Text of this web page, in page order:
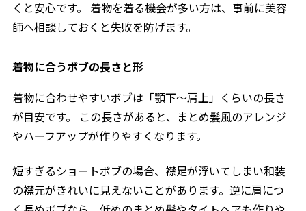
くと安心です。 着物を着る機会が多い方は、事前に美容
師へ相談しておくと失敗を防げます。
着物に合うボブの長さと形
着物に合わせやすいボブは「顎下〜肩上」くらいの長さ
が目安です。 この長さがあると、まとめ髪風のアレンジ
やハーフアップが作りやすくなります。
短すぎるショートボブの場合、襟足が浮いてしまい和装
の襟元がきれいに見えないことがあります。逆に肩につ